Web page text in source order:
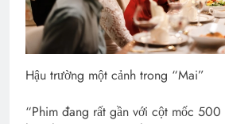
Hậu trường một cảnh trong “Mai”
“Phim đang rất gần với cột mốc